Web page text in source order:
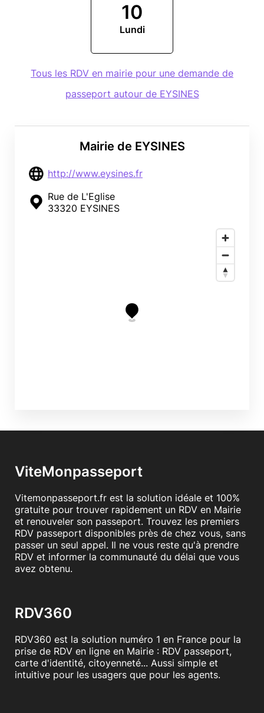
Mairie de EYSINES
http://www.eysines.fr
Rue de L'Eglise
33320 EYSINES
10
Lundi
Tous les RDV en mairie pour une demande de
passeport autour de EYSINES
ViteMonpasseport
Vitemonpasseport.fr est la solution idéale et 100%
gratuite pour trouver rapidement un RDV en Mairie
et renouveler son passeport. Trouvez les premiers
RDV passeport disponibles près de chez vous, sans
passer un seul appel. Il ne vous reste qu'à prendre
RDV et informer la communauté du délai que vous
avez obtenu.
RDV360
RDV360 est la solution numéro 1 en France pour la
prise de RDV en ligne en Mairie : RDV passeport,
carte d'identité, citoyenneté... Aussi simple et
intuitive pour les usagers que pour les agents.